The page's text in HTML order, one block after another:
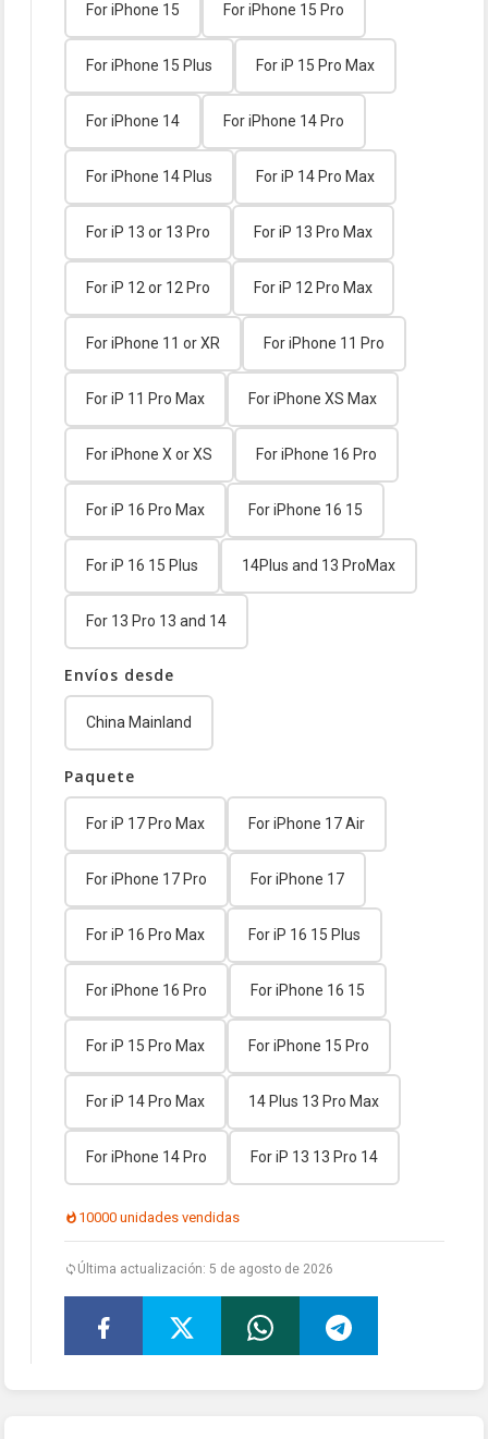
For iPhone 15 For iPhone 15 Pro
For iPhone 15 Plus For iP 15 Pro Max
For iPhone 14 For iPhone 14 Pro
For iPhone 14 Plus For iP 14 Pro Max
For iP 13 or 13 Pro For iP 13 Pro Max
For iP 12 or 12 Pro For iP 12 Pro Max
For iPhone 11 or XR For iPhone 11 Pro
For iP 11 Pro Max For iPhone XS Max
For iPhone X or XS For iPhone 16 Pro
For iP 16 Pro Max For iPhone 16 15
For iP 16 15 Plus 14Plus and 13 ProMax
For 13 Pro 13 and 14
Envíos desde
China Mainland
Paquete
For iP 17 Pro Max For iPhone 17 Air
For iPhone 17 Pro For iPhone 17
For iP 16 Pro Max For iP 16 15 Plus
For iPhone 16 Pro For iPhone 16 15
For iP 15 Pro Max For iPhone 15 Pro
For iP 14 Pro Max 14 Plus 13 Pro Max
For iPhone 14 Pro For iP 13 13 Pro 14
10000 unidades vendidas
Última actualización: 5 de agosto de 2026